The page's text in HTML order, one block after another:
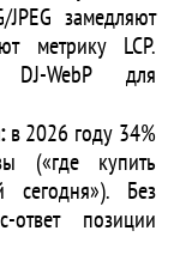
замедляют
метрику LCP.
WebP для
в 2026 году 34%
(«где купить
сегодня»). Без
ответ позиции